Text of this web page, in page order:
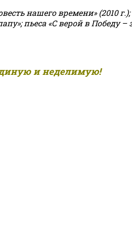
нашего времени» (2010
пьеса «С верой в Победу –
и неделимую!